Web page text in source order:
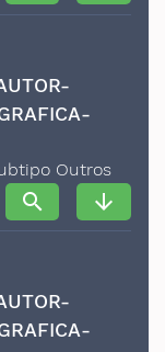
Outros
search arrow_downward